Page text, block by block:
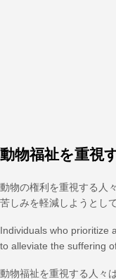
動物福祉を重視
動物の権利を重視する人
苦しみを軽減しようとし
Individuals who prioritize
to alleviate the suffering
動物福祉を重視する人々